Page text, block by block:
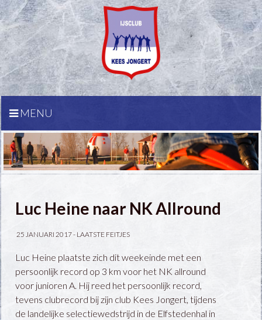
MENU
Luc Heine naar NK Allround
25 JANUARI 2017 - LAATSTE FEITJES
Luc Heine plaatste zich dit weekeinde met een
persoonlijk record op 3 km voor het NK allround
voor junioren A. Hij reed het persoonlijk record,
tevens clubrecord bij zijn club Kees Jongert, tijdens
de landelijke selectiewedstrijd in de Elfstedenhal in